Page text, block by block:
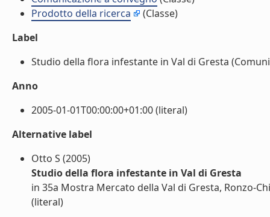
Prodotto della ricerca
(Classe)
Label
Studio della flora infestante in Val di Gresta
Anno
2005-01-01T00:00:00+01:00 (literal)
Alternative label
Otto S (2005)
Studio della flora infestante in Val di Gresta
in 35a Mostra Mercato della Val di Gresta, Ronzo-
(literal)